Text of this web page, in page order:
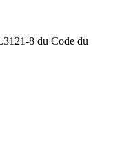
8 du Code du